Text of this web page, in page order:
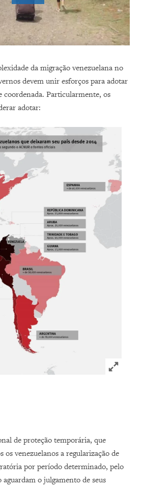
da migração venezuelana no
devem unir esforços para adotar
coordenada. Particularmente, os
adotar:
Click to
Bluesky
this via Compartilhar
de proteção temporária, que
os venezuelanos a regularização de
por período determinado, pelo
o julgamento de seus